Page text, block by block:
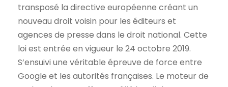
transposé la directive européenne créant un
nouveau droit voisin pour les éditeurs et
agences de presse dans le droit national. Cette
loi est entrée en vigueur le 24 octobre 2019.
S’ensuivi une véritable épreuve de force entre
Google et les autorités françaises. Le moteur de